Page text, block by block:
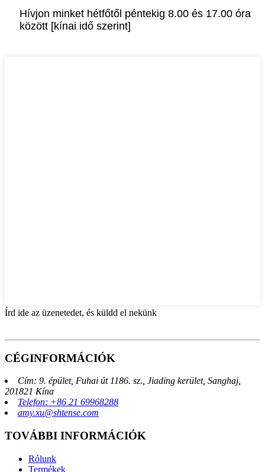
Hívjon minket hétfőtől péntekig 8.00 és 17.00 óra
között [kínai idő szerint]
Írd ide az üzenetedet, és küldd el nekünk
CÉGINFORMÁCIÓK
Cím: 9. épület, Fuhai út 1186. sz., Jiading kerület, Sanghaj,
201821 Kína
Telefon: +86 21 69968288
amy.xu@shtense.com
TOVÁBBI INFORMÁCIÓK
Rólunk
Termékek